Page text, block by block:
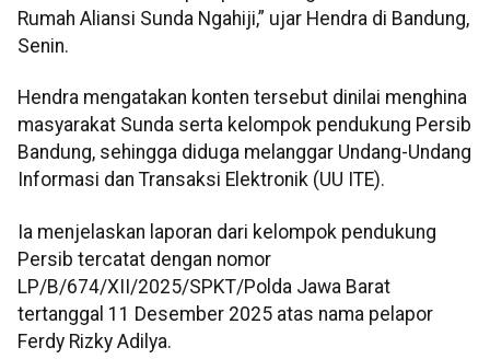
Rumah Aliansi Sunda Ngahiji,” ujar Hendra di Bandung,
Senin.
Hendra mengatakan konten tersebut dinilai menghina
masyarakat Sunda serta kelompok pendukung Persib
Bandung, sehingga diduga melanggar Undang-Undang
Informasi dan Transaksi Elektronik (UU ITE).
Ia menjelaskan laporan dari kelompok pendukung
Persib tercatat dengan nomor
LP/B/674/XII/2025/SPKT/Polda Jawa Barat
tertanggal 11 Desember 2025 atas nama pelapor
Ferdy Rizky Adilya.